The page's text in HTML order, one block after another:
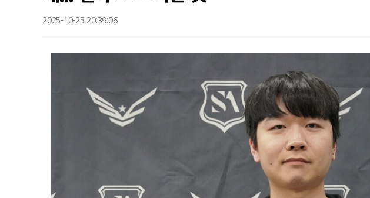
2025-10-25 20:39:06